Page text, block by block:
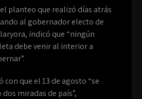
planteo que realizó días atrás
al gobernador electo de
indicó que “ningún
debe venir al interior a
que el 13 de agosto “se
miradas de país”,